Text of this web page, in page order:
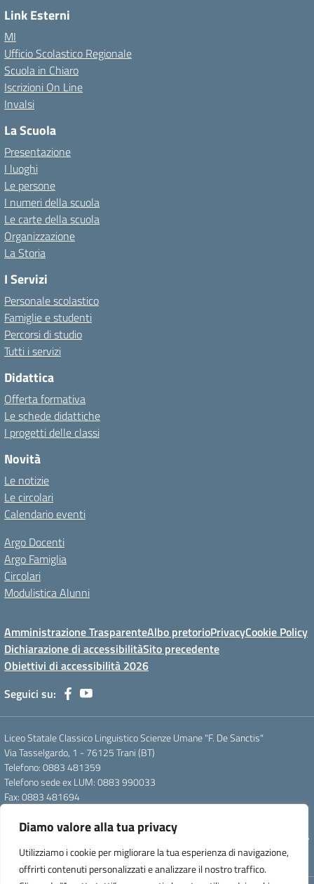
Diamo valore alla tua privacy
Utilizziamo i cookie per migliorare la tua esperienza di navigazione,
offrirti contenuti personalizzati e analizzare il nostro traffico.
Link Esterni
MI
Ufficio Scolastico Regionale
Scuola in Chiaro
Iscrizioni On Line
Invalsi
La Scuola
Presentazione
I luoghi
Le persone
I numeri della scuola
Le carte della scuola
Organizzazione
La Storia
I Servizi
Personale scolastico
Famiglie e studenti
Percorsi di studio
Tutti i servizi
Didattica
Offerta formativa
Le schede didattiche
I progetti delle classi
Novità
Le notizie
Le circolari
Calendario eventi
Argo Docenti
Argo Famiglia
Circolari
Modulistica Alunni
Amministrazione TrasparenteAlbo pretorioPrivacyCookie Policy
Dichiarazione di accessibilitàSito precedente
Obiettivi di accessibilità 2026
Seguici su:
Liceo Statale Classico Linguistico Scienze Umane "F. De Sanctis"
Via Tasselgardo, 1 - 76125 Trani (BT)
Telefono: 0883 481359
Telefono sede ex LUM: 0883 990033
Fax: 0883 481694
Pec: btpc210007@pec.istruzione.it
Codice Meccanografico: istsc_btpc210007 - Codice Fiscale: 92058830727
- Codice Univoco d'ufficio: UFG4S9